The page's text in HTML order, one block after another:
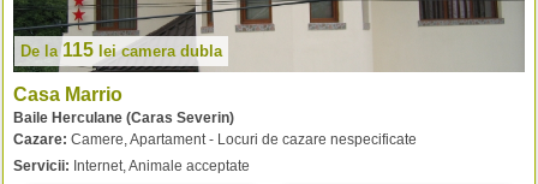
De la 115 leicamera dubla
Casa Marrio
Baile Herculane (Caras Severin)
Cazare: Camere, Apartament - Locuri de cazare nespecificate
Servicii: Internet, Animale acceptate